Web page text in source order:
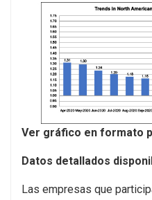
Ver gráfico en formato
Datos detallados
Las empresas que